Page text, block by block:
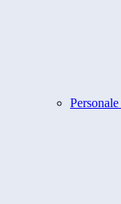
Personale